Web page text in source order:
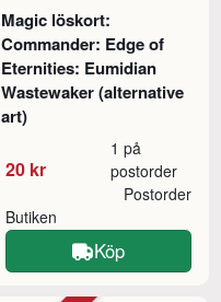
Magic löskort:
Commander: Edge of
Eternities: Eumidian
Wastewaker (alternative
art)
20 kr
1 på
postorder
Butiken
Postorder
Köp